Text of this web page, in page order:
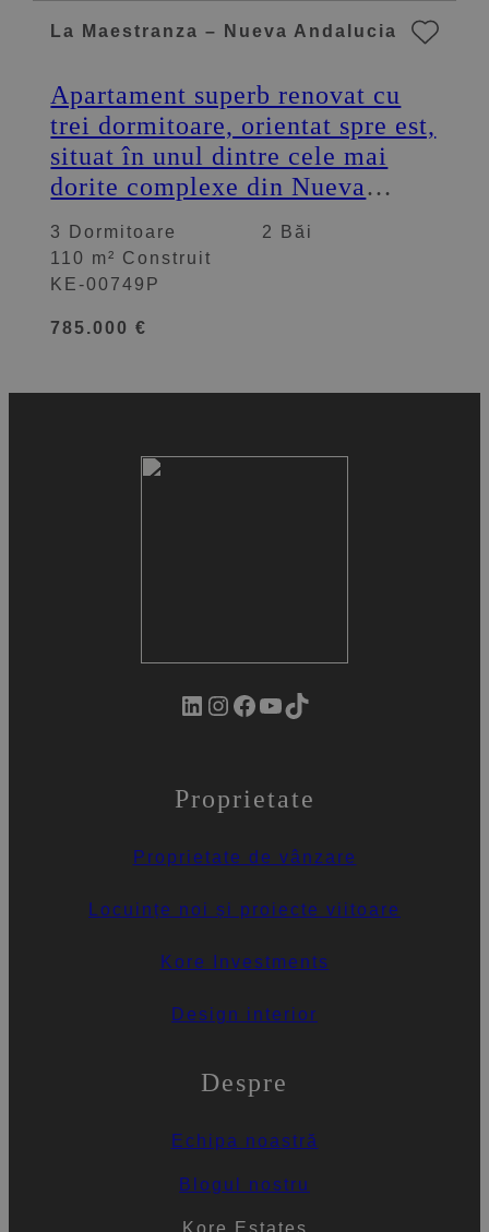
La Maestranza – Nueva Andalucia
Apartament superb renovat cu
trei dormitoare, orientat spre est,
situat în unul dintre cele mai
dorite complexe din Nueva
3 Dormitoare
2 Băi
110 m² Construit
785.000 €
KE-00749P
LinkedIn InstagramFacebook YouTube TikTok
Proprietate
Proprietate de vânzare
Locuințe noi și proiecte viitoare
Kore Investments
Design interior
Despre
Echipa noastră
Blogul nostru